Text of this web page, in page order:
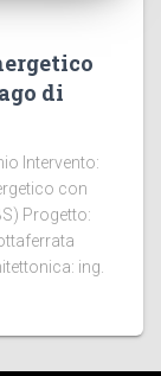
di
Intervento:
con
Progetto:
ing.